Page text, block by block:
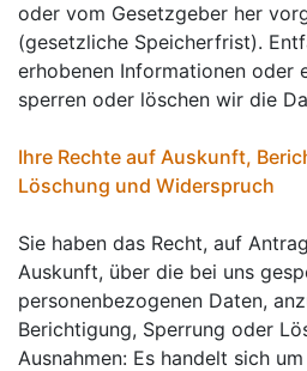
oder vom Gesetzgeber her
(gesetzliche Speicherfrist).
erhobenen Informationen oder
sperren oder löschen wir die
Ihre Rechte auf Auskunft,
Löschung und Widerspruch
Sie haben das Recht, auf
Auskunft, über die bei uns
personenbezogenen Daten,
Berichtigung, Sperrung oder
Ausnahmen: Es handelt sich